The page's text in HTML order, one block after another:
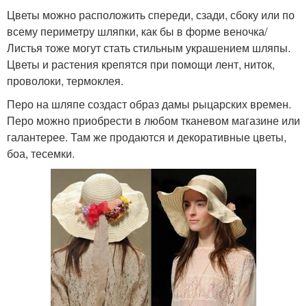
Цветы можно расположить спереди, сзади, сбоку или по
всему периметру шляпки, как бы в форме веночка/
Листья тоже могут стать стильным украшением шляпы.
Цветы и растения крепятся при помощи лент, ниток,
проволоки, термоклея.
Перо на шляпе создаст образ дамы рыцарских времен.
Перо можно приобрести в любом тканевом магазине или
галантерее. Там же продаются и декоративные цветы,
боа, тесемки.